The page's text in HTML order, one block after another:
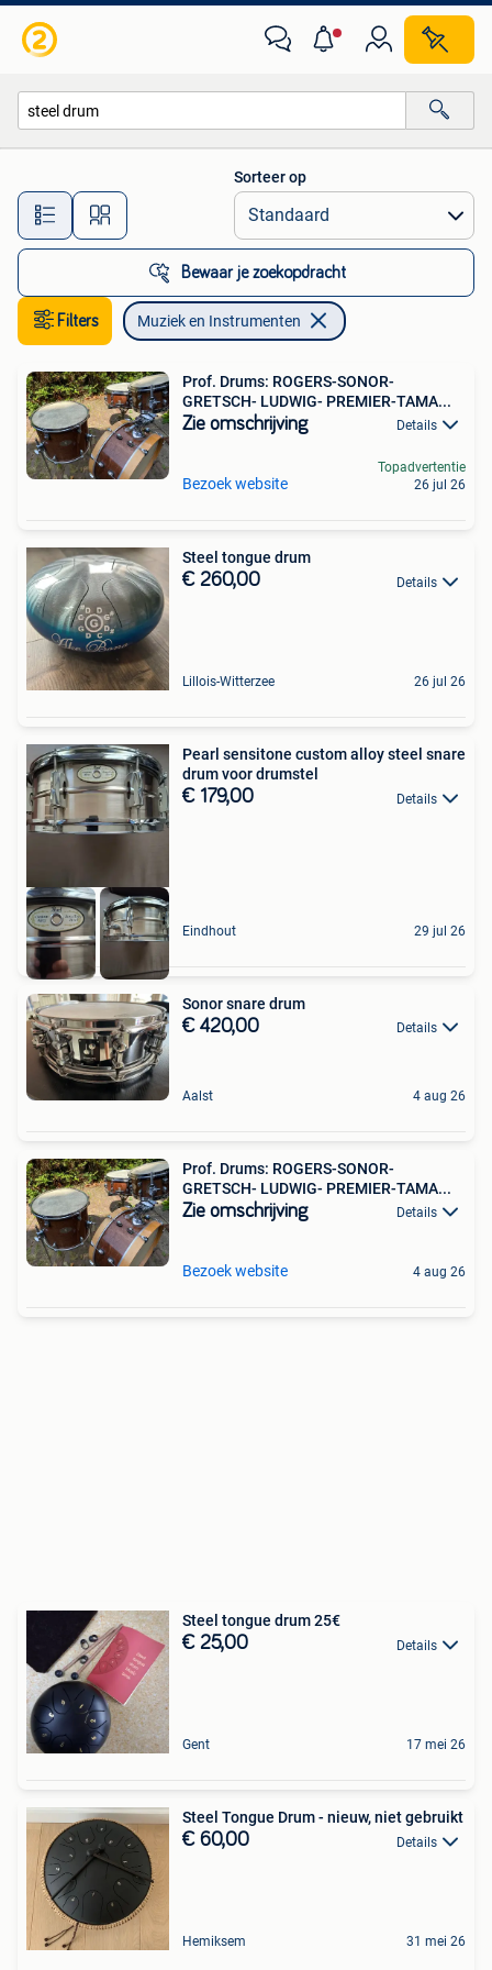
Alle afstanden…
Sorteer op
Bewaar je zoekopdracht
Filters Muziek en Instrumenten
Prof. Drums: ROGERS-SONOR-
GRETSCH- LUDWIG- PREMIER-TAMA...
Zie omschrijving Details
Bezoek website
Topadvertentie
26 jul 26
Steel tongue drum
€ 260,00 Details
Lillois-Witterzee 26 jul 26
Pearl sensitone custom alloy steel snare
drum voor drumstel
€ 179,00 Details
Eindhout 29 jul 26
Sonor snare drum
€ 420,00 Details
Aalst 4 aug 26
Prof. Drums: ROGERS-SONOR-
GRETSCH- LUDWIG- PREMIER-TAMA...
Zie omschrijving Details
Bezoek website 4 aug 26
Steel tongue drum 25€
€ 25,00 Details
Gent 17 mei 26
Steel Tongue Drum - nieuw, niet gebruikt
€ 60,00 Details
Hemiksem 31 mei 26